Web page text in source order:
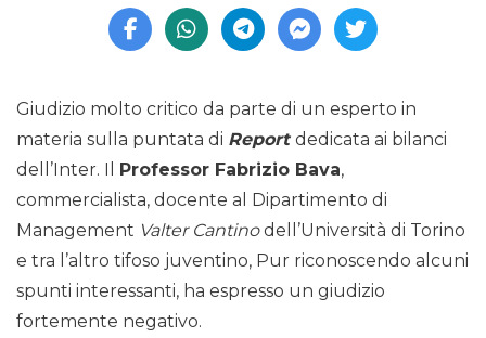
Giudizio molto critico da parte di un esperto in
materia sulla puntata di Report dedicata ai bilanci
dell’Inter. Il Professor Fabrizio Bava,
commercialista, docente al Dipartimento di
Management Valter Cantinodell’Università di Torino
e tra l’altro tifoso juventino, Pur riconoscendo alcuni
spunti interessanti, ha espresso un giudizio
fortemente negativo.